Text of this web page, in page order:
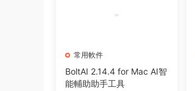
常用軟件
BoltAI 2.14.4 for Mac AI智
能輔助助手工具